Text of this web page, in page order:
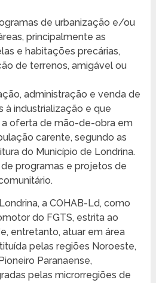
de urbanização e/ou
principalmente as
e habitações precárias,
de terrenos, amigável ou
administração e venda de
à industrialização e que
oferta de mão-de-obra em
carente, segundo as
do Município de Londrina.
programas e projetos de
a COHAB-Ld, como
do FGTS, estrita ao
entretanto, atuar em área
pelas regiões Noroeste,
Paranaense,
pelas microrregiões de